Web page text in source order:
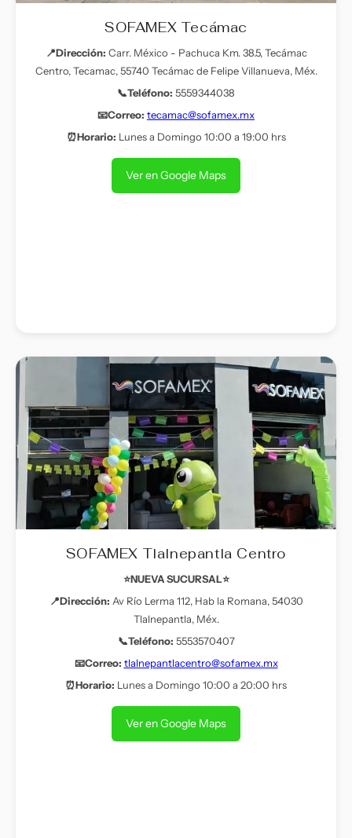
SOFAMEX Tecámac
📍Dirección: Carr. México - Pachuca Km. 38.5, Tecámac
Centro, Tecamac, 55740 Tecámac de Felipe Villanueva, Méx.
📞Teléfono: 5559344038
📧Correo: tecamac@sofamex.mx
⏰Horario: Lunes a Domingo 10:00 a 19:00 hrs
Ver en Google Maps
SOFAMEX Tlalnepantla Centro
⭐NUEVA SUCURSAL⭐
📍Dirección: Av Río Lerma 112, Hab la Romana, 54030
Tlalnepantla, Méx.
📞Teléfono: 5553570407
📧Correo: tlalnepantlacentro@sofamex.mx
⏰Horario: Lunes a Domingo 10:00 a 20:00 hrs
Ver en Google Maps